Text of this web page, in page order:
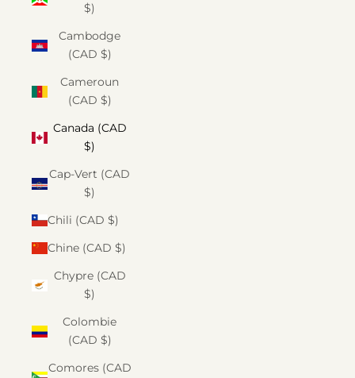
$)
Cambodge
(CAD $)
Cameroun
(CAD $)
Canada (CAD
$)
Cap-Vert (CAD
$)
Chili (CAD $)
Chine (CAD $)
Chypre (CAD
$)
Colombie
(CAD $)
Comores (CAD